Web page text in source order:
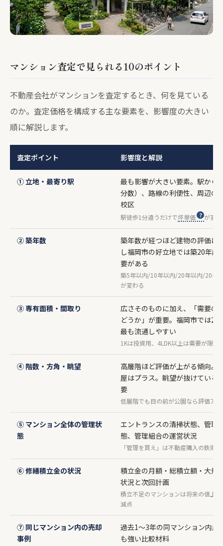
マンション査定で見られる10のポイント
不動産会社がマンションを査定するとき、何を見ている
のか。査定価格を構成する主な要素を、影響度の大きい
順に解説します。
査定ポイント 影響度と解説
① 立地・最寄り駅
最も影響が大きい要素。駅から
分数）、路線の利便性、周辺の
校区
駅徒歩1分違うだけで坪単価 が変
② 築年数
築年数が経つほど建物の評価は
し福岡市の好立地では築20年超
要がある
築5年以内/10年以内/20年以内/20年
が変わる
③ 専有面積・間取り
広さそのものに加え、「需要の
どうか」が重要。福岡市では
最も流通しやすい
1Kは投資用、4LDK以上は需要が限定
④ 階数・方角・眺望
高層階ほど評価が上がる傾向。
屋はプラス。眺望が抜けている
要
低層階でも目の前が公園なら評価ア
⑤ マンション全体の管理状
態
エントランスの清掃状態、管理
態、管理組合の運営状況
「管理を買え」は不動産購入の鉄則
⑥ 修繕積立金の状況
積立金の月額・総積立額・大規
状況と次回計画
積立不足のマンションは将来の値上
減点
⑦ 同じマンション内の売却
事例
過去1〜3年の同マンション内成
も強い比較材料